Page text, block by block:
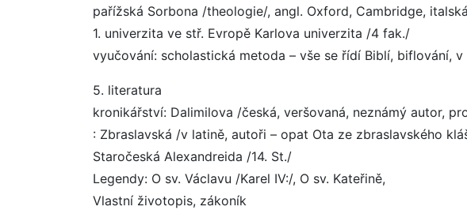
pařížská Sorbona /theologie/, angl. Oxford, Cambridge,
1. univerzita ve stř. Evropě Karlova univerzita /4 fak./
vyučování: scholastická metoda – vše se řídí Biblí, biflování,
5. literatura
kronikářství: Dalimilova /česká, veršovaná, neznámý autor,
: Zbraslavská /v latině, autoři – opat Ota ze zbraslavského
Staročeská Alexandreida /14. St./
Legendy: O sv. Václavu /Karel IV:/, O sv. Kateřině,
Vlastní životopis, zákoník